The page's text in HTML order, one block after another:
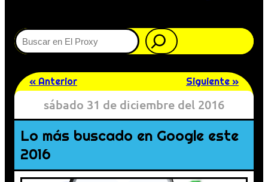
Buscar
« Anterior Siguiente »
sábado 31 de diciembre del 2016
Lo más buscado en Google este
2016